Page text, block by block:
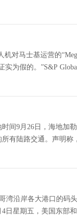
对马士基运营的
为假的。”S&P
间9月26日，海地加
有陆路交通。声明称
湾沿岸各大港口的码
日星期五，美国东部